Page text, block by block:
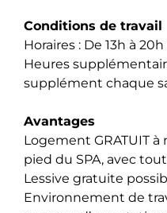
Conditions de travail
Horaires : De 13h à
Heures
supplément chaque
Avantages
Logement GRATUIT
pied du SPA, avec
Lessive gratuite
Environnement de